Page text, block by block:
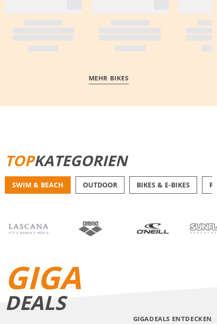
MEHR BIKES
TOPKATEGORIEN
SWIM & BEACH OUTDOOR BIKES & E-BIKES
GIGA
DEALS
GIGADEALS ENTDECKEN